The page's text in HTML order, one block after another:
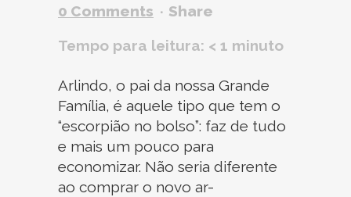
0 Comments
Share
Tempo para leitura: < 1 minuto
Arlindo, o pai da nossa Grande
Família, é aquele tipo que tem o
“escorpião no bolso”: faz de tudo
e mais um pouco para
economizar. Não seria diferente
ao comprar o novo ar-